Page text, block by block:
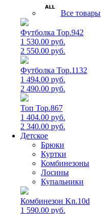
Все товары
Футболка Top.942
1 530.00 руб.
2 550.00 руб.
Футболка Top.1132
1 494.00 руб.
2 490.00 руб.
Топ Top.867
1 404.00 руб.
2 340.00 руб.
Детское
Брюки
Куртки
Комбинезоны
Лосины
Купальники
Комбинезон Kn.10d
1 590.00 руб.